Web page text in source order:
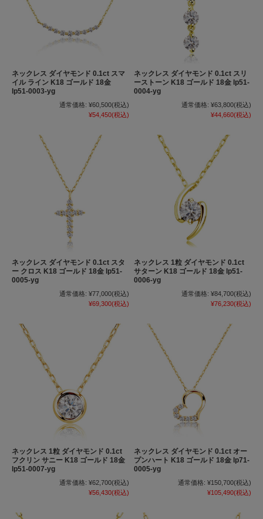
ネックレス ダイヤモンド 0.1ct スマ
イル ライン K18 ゴールド 18金
lp51-0003-yg
通常価格: ¥60,500(税込)
¥54,450(税込)
ネックレス ダイヤモンド 0.1ct スリ
ーストーン K18 ゴールド 18金 lp51-
0004-yg
通常価格: ¥63,800(税込)
¥44,660(税込)
ネックレス ダイヤモンド 0.1ct スタ
ー クロス K18 ゴールド 18金 lp51-
0005-yg
通常価格: ¥77,000(税込)
¥69,300(税込)
ネックレス 1粒 ダイヤモンド 0.1ct
サターン K18 ゴールド 18金 lp51-
0006-yg
通常価格: ¥84,700(税込)
¥76,230(税込)
ネックレス 1粒 ダイヤモンド 0.1ct
フクリン サニー K18 ゴールド 18金
lp51-0007-yg
通常価格: ¥62,700(税込)
¥56,430(税込)
ネックレス ダイヤモンド 0.1ct オー
プンハート K18 ゴールド 18金 lp71-
0005-yg
通常価格: ¥150,700(税込)
¥105,490(税込)